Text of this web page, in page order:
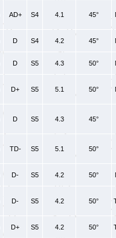
AD+ S4 4.1 45°
D S4 4.2 45°
D S5 4.3 50°
D+ S5 5.1 50°
D S5 4.3 45°
TD- S5 5.1 50°
D- S5 4.2 50°
D- S5 4.2 50°
D+ S5 4.2 50°